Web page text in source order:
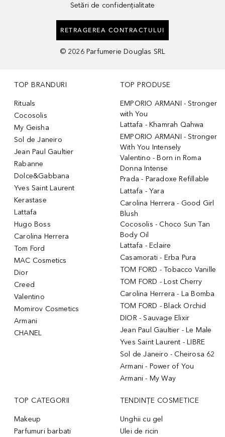
Setări de confidențialitate
RETRAGEREA CONTRACTULUI
© 2026 Parfumerie Douglas SRL
TOP BRANDURI
Rituals
Cocosolis
My Geisha
Sol de Janeiro
Jean Paul Gaultier
Rabanne
Dolce&Gabbana
Yves Saint Laurent
Kerastase
Lattafa
Hugo Boss
Carolina Herrera
Tom Ford
MAC Cosmetics
Dior
Creed
Valentino
Momirov Cosmetics
Armani
CHANEL
TOP PRODUSE
EMPORIO ARMANI - Stronger
with You
Lattafa - Khamrah Qahwa
EMPORIO ARMANI - Stronger
With You Intensely
Valentino - Born in Roma
Donna Intense
Prada - Paradoxe Refillable
Lattafa - Yara
Carolina Herrera - Good Girl
Blush
Cocosolis - Choco Sun Tan
Body Oil
Lattafa - Eclaire
Casamorati - Erba Pura
TOM FORD - Tobacco Vanille
TOM FORD - Lost Cherry
Carolina Herrera - La Bomba
TOM FORD - Black Orchid
DIOR - Sauvage Elixir
Jean Paul Gaultier - Le Male
Yves Saint Laurent - LIBRE
Sol de Janeiro - Cheirosa 62
Armani - Power of You
Armani - My Way
TOP CATEGORII
Makeup
Parfumuri barbati
TENDINȚE COSMETICE
Unghii cu gel
Ulei de ricin